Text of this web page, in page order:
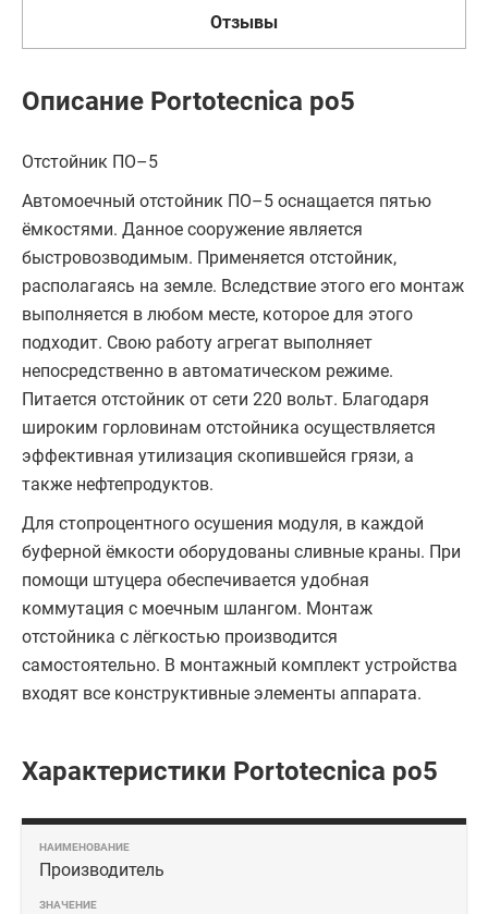
Отзывы
Описание Portotecnica po5
Отстойник ПО–5
Автомоечный отстойник ПО–5 оснащается пятью
ёмкостями. Данное сооружение является
быстровозводимым. Применяется отстойник,
располагаясь на земле. Вследствие этого его монтаж
выполняется в любом месте, которое для этого
подходит. Свою работу агрегат выполняет
непосредственно в автоматическом режиме.
Питается отстойник от сети 220 вольт. Благодаря
широким горловинам отстойника осуществляется
эффективная утилизация скопившейся грязи, а
также нефтепродуктов.
Для стопроцентного осушения модуля, в каждой
буферной ёмкости оборудованы сливные краны. При
помощи штуцера обеспечивается удобная
коммутация с моечным шлангом. Монтаж
отстойника с лёгкостью производится
самостоятельно. В монтажный комплект устройства
входят все конструктивные элементы аппарата.
Характеристики Portotecnica po5
Производитель